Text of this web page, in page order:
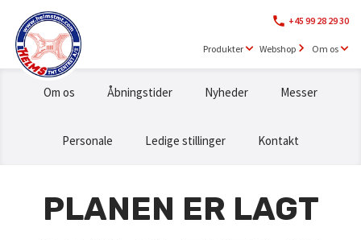
+45 99 28 29 30
Produkter Webshop Om os
Om os Åbningstider Nyheder Messer
Personale Ledige stillinger Kontakt
PLANEN ER LAGT